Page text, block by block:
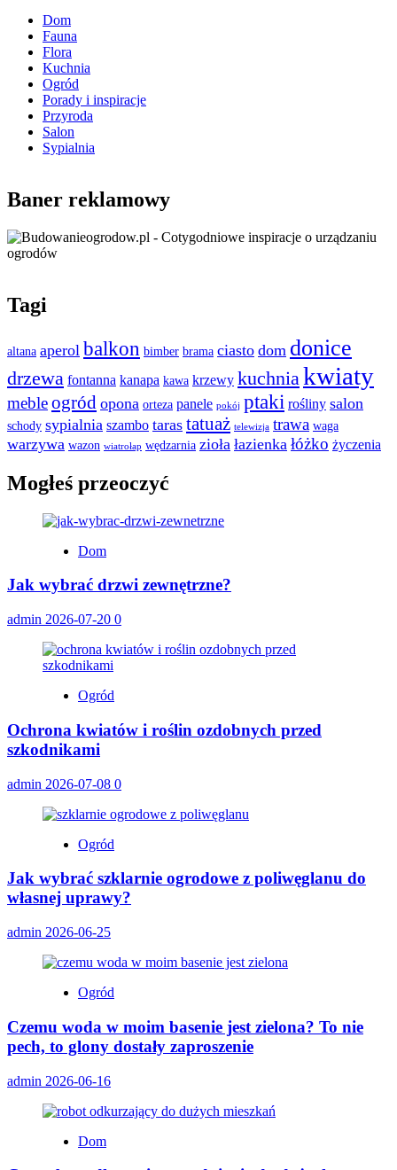
Dom
Fauna
Flora
Kuchnia
Ogród
Porady i inspiracje
Przyroda
Salon
Sypialnia
Baner reklamowy
Tagi
altana aperol balkon bimber brama ciasto dom donice
drzewa fontanna kanapa kawa krzewy kuchniakwiaty
mebleogród opona orteza panele pokój ptaki rośliny salon
schody sypialnia szambo taras tatuaż telewizja trawa waga
warzywa wazon wiatrołap wędzarnia zioła łazienka łóżko życzenia
Mogłeś przeoczyć
Dom
Jak wybrać drzwi zewnętrzne?
admin 2026-07-20 0
Ogród
Ochrona kwiatów i roślin ozdobnych przed
szkodnikami
admin 2026-07-08 0
Ogród
Jak wybrać szklarnie ogrodowe z poliwęglanu do
własnej uprawy?
admin 2026-06-25
Ogród
Czemu woda w moim basenie jest zielona? To nie
pech, to glony dostały zaproszenie
admin 2026-06-16
Dom